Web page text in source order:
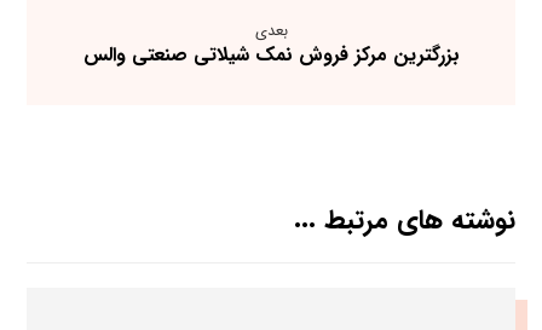
بعدی
بزرگترین مرکز فروش نمک شیلاتی صنعتی والس
نوشته های مرتبط ...